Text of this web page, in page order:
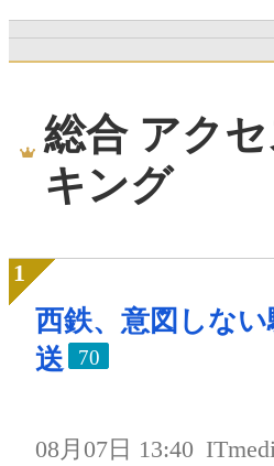
総合 アク
キング
西鉄、意図しな
送
70
08月07日 13:40